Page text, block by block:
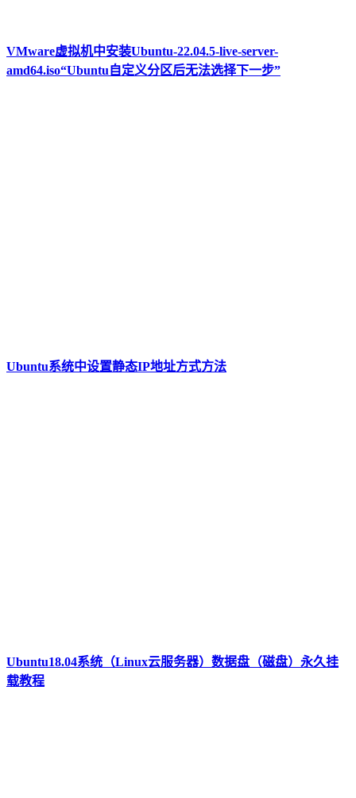
VMware虚拟机中安装Ubuntu-22.04.5-live-server-
amd64.iso“Ubuntu自定义分区后无法选择下一步”
Ubuntu系统中设置静态IP地址方式方法
Ubuntu18.04系统（Linux云服务器）数据盘（磁盘）永久挂
载教程